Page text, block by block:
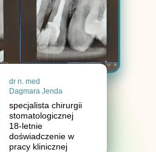
dr n. med
Dagmara Jenda
specjalista chirurgii
stomatologicznej
18-letnie
doświadczenie w
pracy klinicznej